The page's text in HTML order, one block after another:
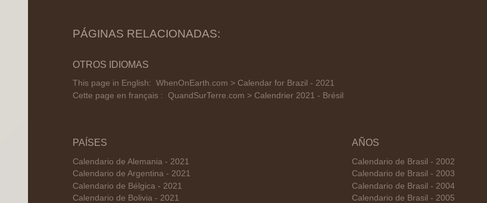
PÁGINAS RELACIONADAS:
OTROS IDIOMAS
This page in English: WhenOnEarth.com > Calendar for Brazil - 2021
Cette page en français : QuandSurTerre.com > Calendrier 2021 - Brésil
PAÍSES
Calendario de Alemania - 2021
Calendario de Argentina - 2021
Calendario de Bélgica - 2021
Calendario de Bolivia - 2021
AÑOS
Calendario de Brasil - 2002
Calendario de Brasil - 2003
Calendario de Brasil - 2004
Calendario de Brasil - 2005